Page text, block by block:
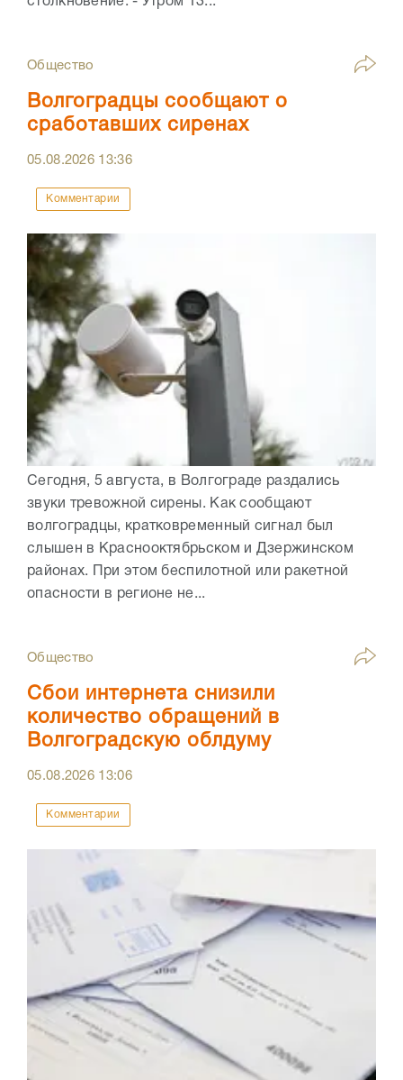
Общество
Волгоградцы сообщают о
сработавших сиренах
05.08.2026 13:36
Комментарии
Сегодня, 5 августа, в Волгограде раздались
звуки тревожной сирены. Как сообщают
волгоградцы, кратковременный сигнал был
слышен в Краснооктябрьском и Дзержинском
районах. При этом беспилотной или ракетной
опасности в регионе не...
Общество
Сбои интернета снизили
количество обращений в
Волгоградскую облдуму
05.08.2026 13:06
Комментарии